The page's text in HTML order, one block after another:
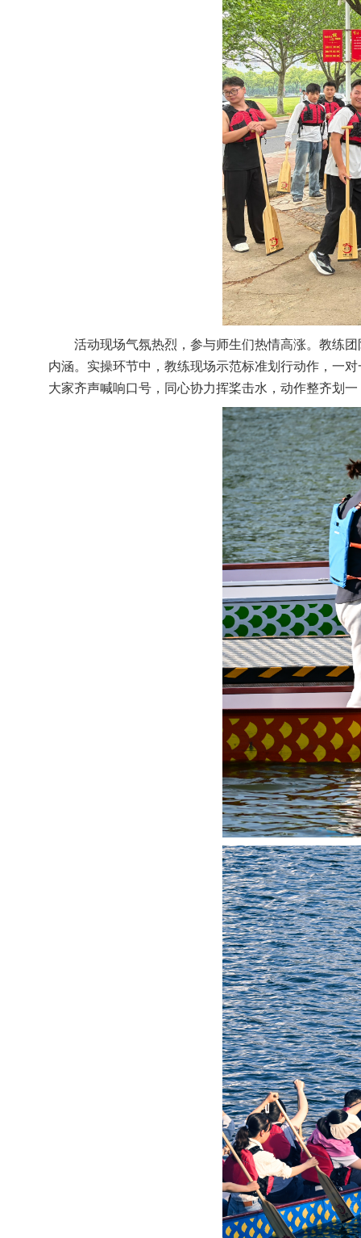
活动现场气氛热烈，参与师生们热情高涨。教练
内涵。实操环节中，教练现场示范标准划行动作，一
大家齐声喊响口号，同心协力挥桨击水，动作整齐划